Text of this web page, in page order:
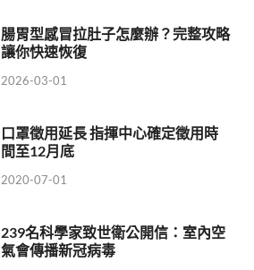
腸胃型感冒拉肚子怎麼辦？完整攻略
讓你快速恢復
2026-03-01
口罩徵用延長 指揮中心確定徵用時
間至12月底
2020-07-01
239名科學家致世衛公開信：室內空
氣會傳播新冠病毒